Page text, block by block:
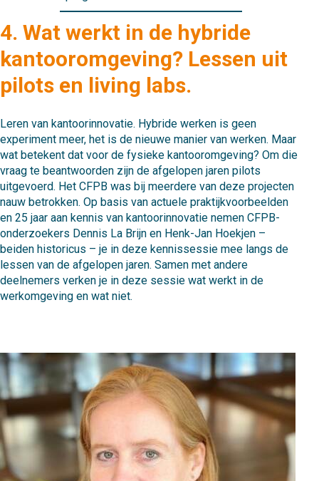
4. Wat werkt in de hybride
kantooromgeving? Lessen uit
pilots en living labs. ​​​​
Leren van kantoorinnovatie. Hybride werken is geen
experiment meer, het is de nieuwe manier van werken. Maar
wat betekent dat voor de fysieke kantooromgeving? Om die
vraag te beantwoorden zijn de afgelopen jaren pilots
uitgevoerd. Het CFPB was bij meerdere van deze projecten
nauw betrokken. Op basis van actuele praktijkvoorbeelden
en 25 jaar aan kennis van kantoorinnovatie nemen CFPB-
onderzoekers Dennis La Brijn en Henk-Jan Hoekjen –
beiden historicus – je in deze kennissessie mee langs de
lessen van de afgelopen jaren. Samen met andere
deelnemers verken je in deze sessie wat werkt in de
werkomgeving en wat niet.